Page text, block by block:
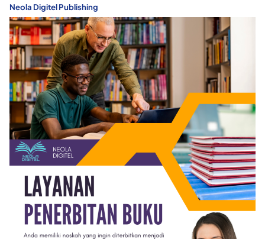
Neola Digitel Publishing